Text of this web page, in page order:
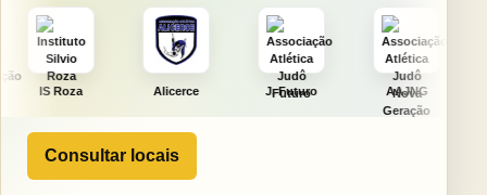
Alicerce J. Futuro AAJNG TSURU
Consultar locais